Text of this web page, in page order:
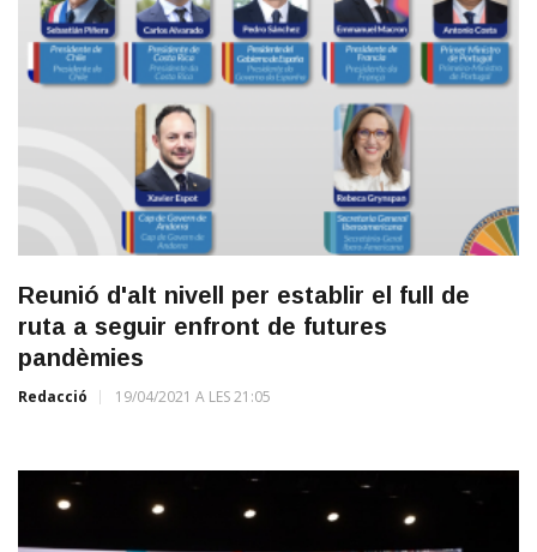
Reunió d'alt nivell per establir el full de
ruta a seguir enfront de futures
pandèmies
Redacció 19/04/2021 A LES 21:05